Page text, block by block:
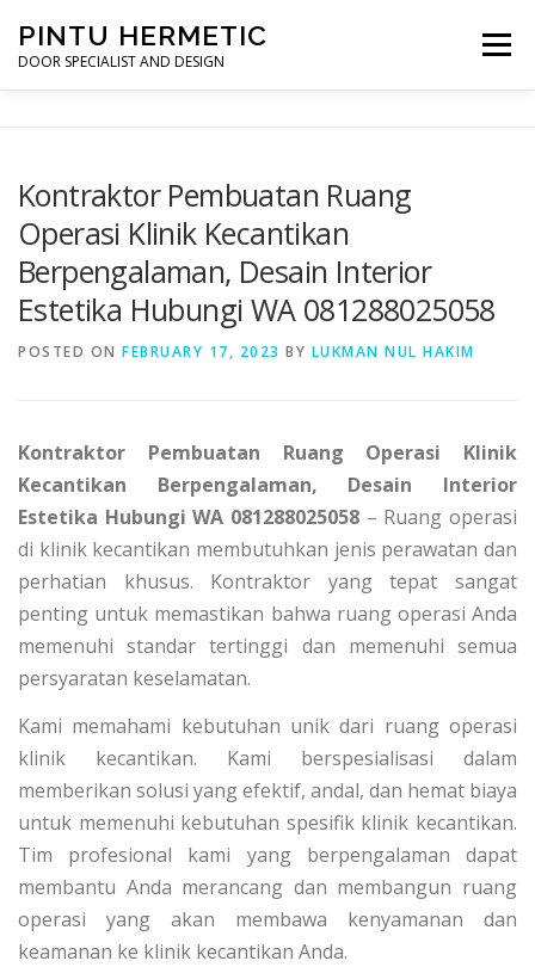
content
PINTU HERMETIC
DOOR SPECIALIST AND DESIGN
Menu
PROFILE KONTAK
Kontraktor Pembuatan Ruang
Operasi Klinik Kecantikan
Berpengalaman, Desain Interior
Estetika Hubungi WA 081288025058
POSTED ON FEBRUARY 17, 2023 BY LUKMAN NUL HAKIM
Kontraktor Pembuatan Ruang Operasi Klinik
Kecantikan Berpengalaman, Desain Interior
Estetika Hubungi WA 081288025058 – Ruang operasi
di klinik kecantikan membutuhkan jenis perawatan dan
perhatian khusus. Kontraktor yang tepat sangat
penting untuk memastikan bahwa ruang operasi Anda
memenuhi standar tertinggi dan memenuhi semua
persyaratan keselamatan.
Kami memahami kebutuhan unik dari ruang operasi
klinik kecantikan. Kami berspesialisasi dalam
memberikan solusi yang efektif, andal, dan hemat biaya
untuk memenuhi kebutuhan spesifik klinik kecantikan.
Tim profesional kami yang berpengalaman dapat
membantu Anda merancang dan membangun ruang
operasi yang akan membawa kenyamanan dan
keamanan ke klinik kecantikan Anda.